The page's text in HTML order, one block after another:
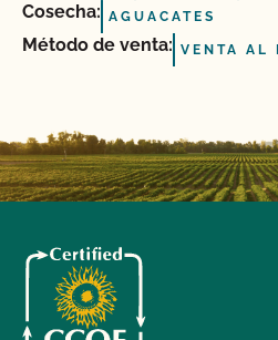
Cosecha: AGUACATES
Método de venta: VENTA AL